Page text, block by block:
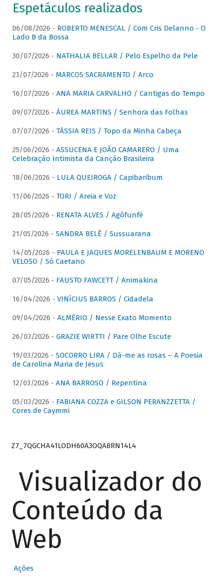
Espetáculos realizados
06/08/2026 - ROBERTO MENESCAL / Com Cris Delanno - O
Lado B da Bossa
30/07/2026 - NATHALIA BELLAR / Pelo Espelho da Pele
23/07/2026 - MARCOS SACRAMENTO / Arco
16/07/2026 - ANA MARIA CARVALHO / Cantigas do Tempo
09/07/2026 - ÁUREA MARTINS / Senhora das Folhas
07/07/2026 - TÁSSIA REIS / Topo da Minha Cabeça
25/06/2026 - ASSUCENA E JOÃO CAMARERO / Uma
Celebração Intimista da Canção Brasileira
18/06/2026 - LULA QUEIROGA / Capibaribum
11/06/2026 - TORI / Areia e Voz
28/05/2026 - RENATA ALVES / Agôfunfè
21/05/2026 - SANDRA BELÊ / Sussuarana
14/05/2026 - PAULA E JAQUES MORELENBAUM E MORENO
VELOSO / Só Caetano
07/05/2026 - FAUSTO FAWCETT / Animakina
16/04/2026 - VINÍCIUS BARROS / Cidadela
09/04/2026 - ALMÉRIO / Nesse Exato Momento
26/03/2026 - GRAZIE WIRTTI / Pare Olhe Escute
19/03/2026 - SOCORRO LIRA / Dá-me as rosas – A Poesia
de Carolina Maria de Jesus
12/03/2026 - ANA BARROSO / Repentina
05/03/2026 - FABIANA COZZA e GILSON PERANZZETTA /
Cores de Caymmi
Z7_7QGCHA41LODH60A3OQA8RN14L4
Visualizador do
Conteúdo da
Web
Ações